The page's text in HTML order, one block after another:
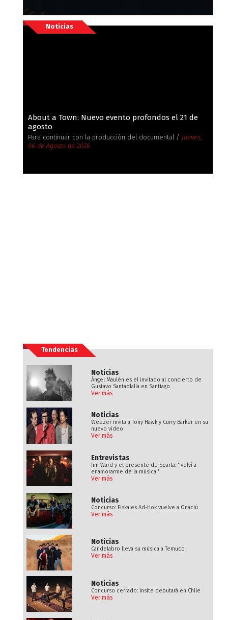
Noticias
About a Town: Nuevo evento profondos el 21 de
agosto
Para continuar con la producción del documental / Jueves,
06 de Agosto de 2026
Tendencias
Noticias
Ángel Maulén es el invitado al concierto de
Gustavo Santaolalla en Santiago
Ver más
Noticias
Weezer invita a Tony Hawk y Curry Barker en su
nuevo video
Ver más
Entrevistas
Jim Ward y el presente de Sparta: ''volví a
enamorarme de la música''
Ver más
Noticias
Concurso: Fiskales Ad-Hok vuelve a Onaciú
Ver más
Noticias
Candelabro lleva su música a Temuco
Ver más
Noticias
Concurso cerrado: Insite debutará en Chile
Ver más